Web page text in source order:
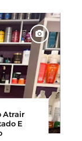
Atrair
E